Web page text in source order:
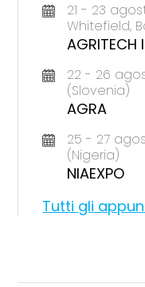
21 - 23
Whitefield,
AGRITECH
22 - 26
(Slovenia)
AGRA
25 - 27
(Nigeria)
NIAEXPO
Tutti gli